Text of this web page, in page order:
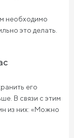
необходимо
это делать.
его
В связи с этим
из них: «Можно